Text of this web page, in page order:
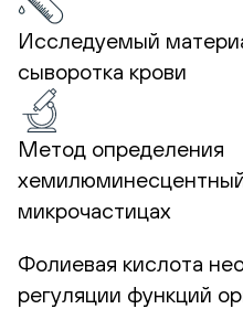
Исследуемый
сыворотка крови
Метод определения
микрочастицах
Фолиевая кислота
регуляции функций